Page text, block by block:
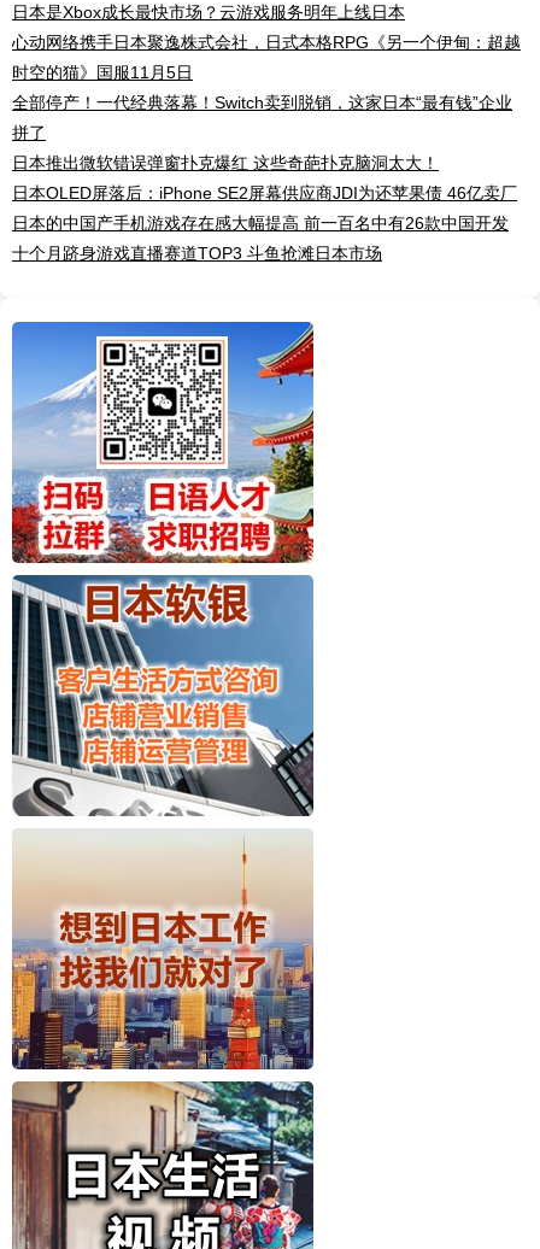
日本是Xbox成长最快市场？云游戏服务明年上线日本
心动网络携手日本聚逸株式会社，日式本格RPG《另一个伊甸：超越
时空的猫》国服11月5日
全部停产！一代经典落幕！Switch卖到脱销，这家日本“最有钱”企业
拼了
日本推出微软错误弹窗扑克爆红 这些奇葩扑克脑洞太大！
日本OLED屏落后：iPhone SE2屏幕供应商JDI为还苹果债 46亿卖厂
日本的中国产手机游戏存在感大幅提高 前一百名中有26款中国开发
十个月跻身游戏直播赛道TOP3 斗鱼抢滩日本市场